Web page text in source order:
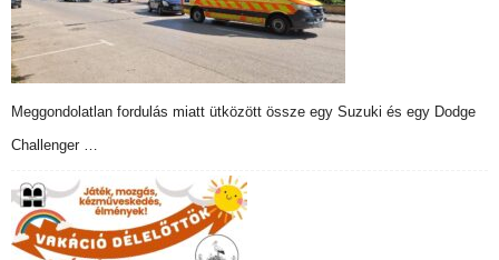
Meggondolatlan fordulás miatt ütközött össze egy Suzuki és egy Dodge
Challenger …